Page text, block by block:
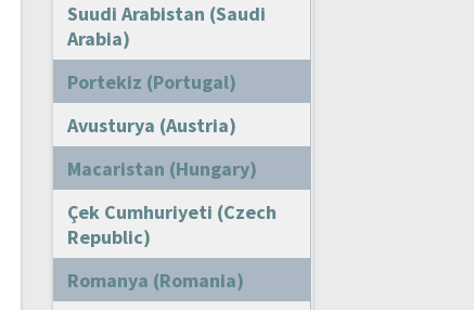
Suudi Arabistan (Saudi
Arabia)
Portekiz (Portugal)
Avusturya (Austria)
Macaristan (Hungary)
Çek Cumhuriyeti (Czech
Republic)
Romanya (Romania)